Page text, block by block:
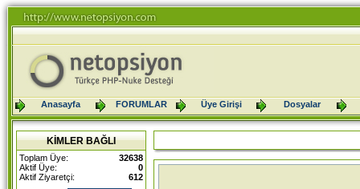
Anasayfa FORUMLAR Üye Girişi Dosyalar
KİMLER BAĞLI
Toplam Üye:
32638
Aktif Üye:
0
Aktif Ziyaretçi:
612